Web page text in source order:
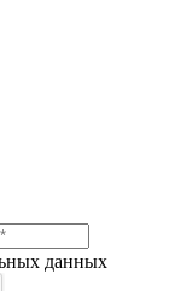
данных